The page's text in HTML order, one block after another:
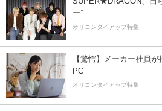
ー”
オリコンタイアップ特集
【驚愕】メーカー社員
PC
オリコンタイアップ特集